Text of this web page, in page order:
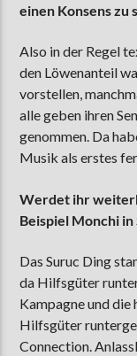
einen Konsens zu
Also in der Regel
den Löwenanteil
vorstellen,
alle geben ihren
genommen. Da
Musik als erstes
Werdet ihr
Beispiel Monchi in
Das Suruc Ding
da Hilfsgüter
Kampagne und die
Hilfsgüter
Connection.